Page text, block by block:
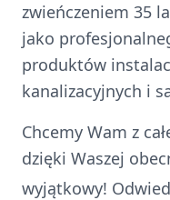
zwieńczeniem 35
jako
produktów
kanalizacyjnych i
Chcemy Wam z
dzięki Waszej
wyjątkowy!